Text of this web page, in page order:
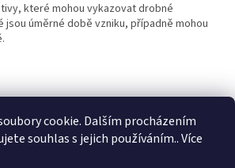
cookie. Dalším procházením
souhlas s jejich používáním.. Více
které mohou vykazovat drobné
úměrné době vzniku, případně mohou
Darky.cz Krowki.cz